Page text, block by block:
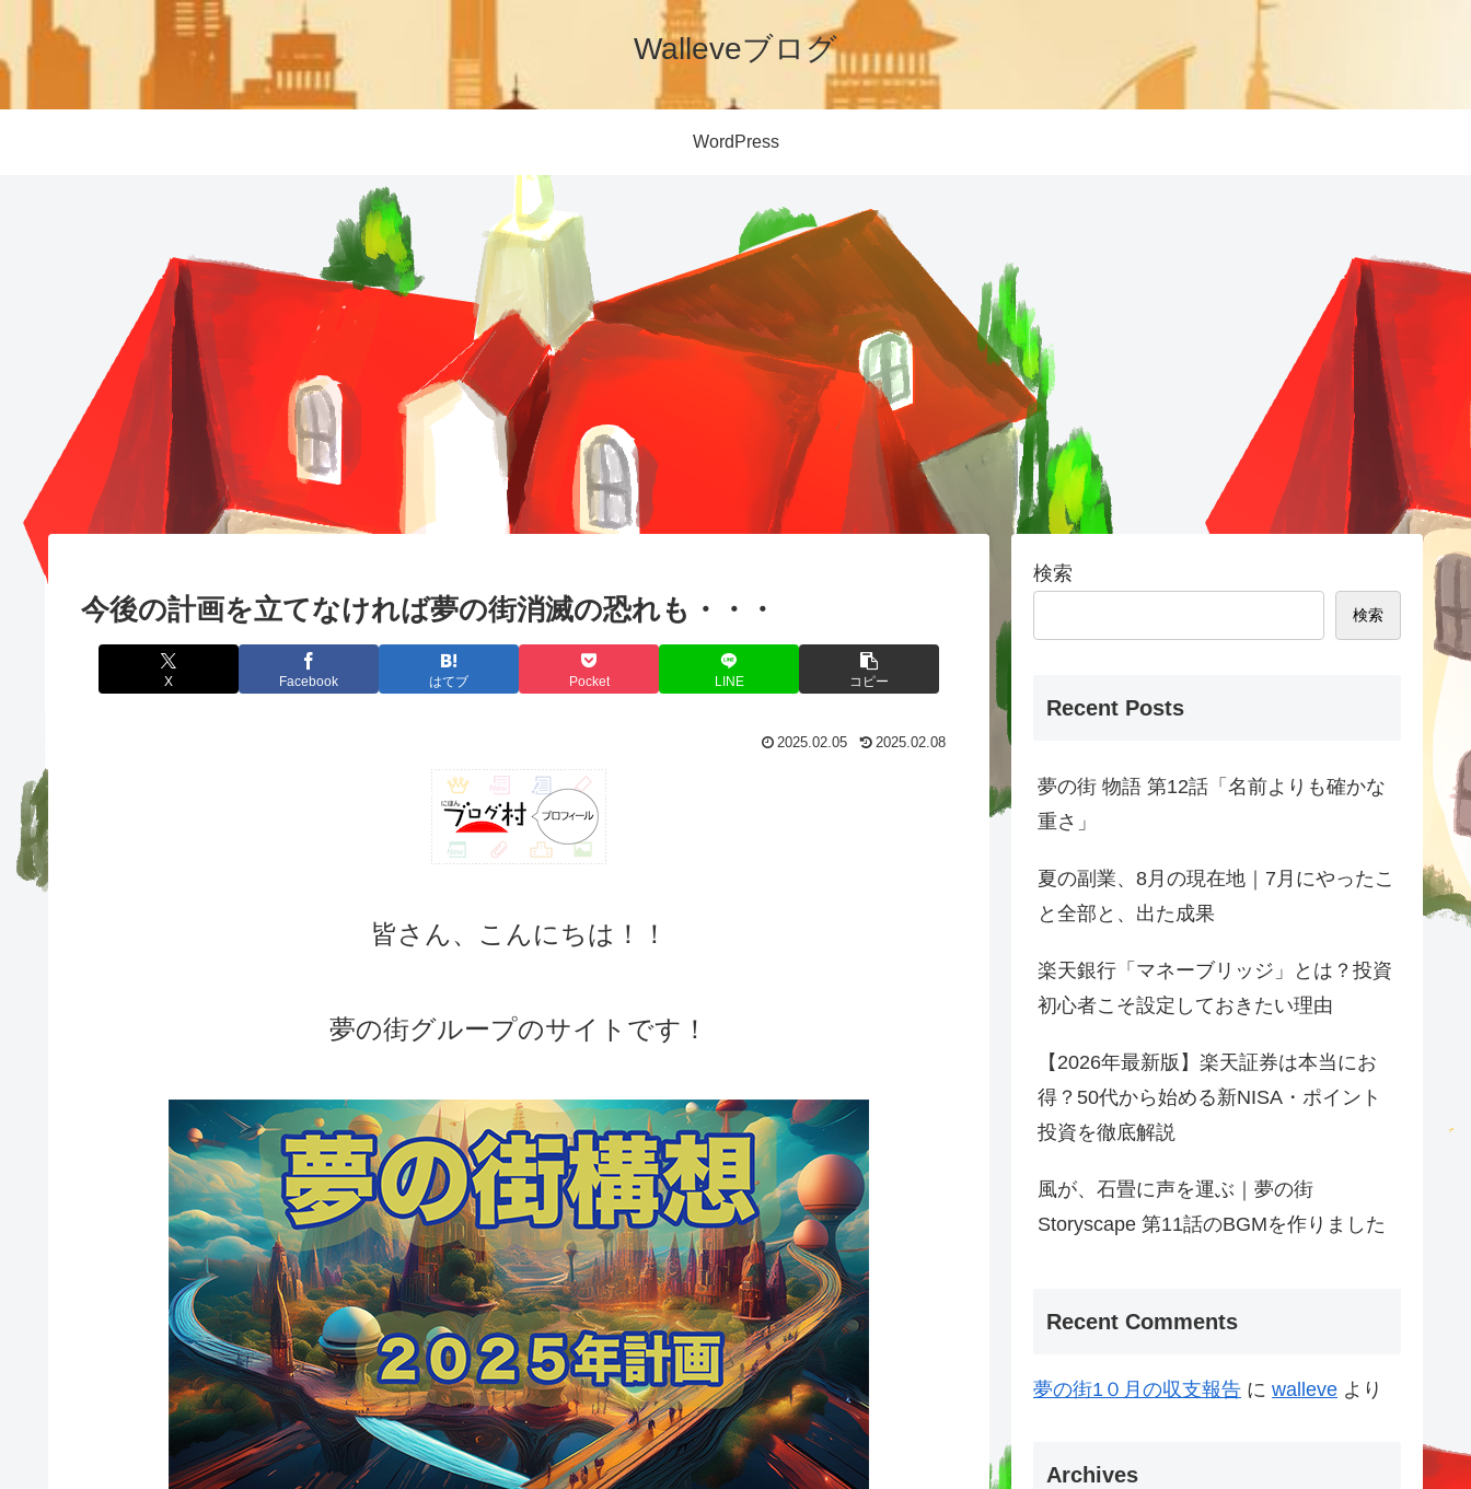
Walleveブログ
WordPress
今後の計画を立てなければ夢の街消滅の恐れも・・・
X Facebook はてブ Pocket LINE コピー
2025.02.05 2025.02.08
皆さん、こんにちは！！
夢の街グループのサイトです！
検索
検索
Recent Posts
夢の街 物語 第12話「名前よりも確かな
重さ」
夏の副業、8月の現在地｜7月にやったこ
と全部と、出た成果
楽天銀行「マネーブリッジ」とは？投資
初心者こそ設定しておきたい理由
【2026年最新版】楽天証券は本当にお
得？50代から始める新NISA・ポイント
投資を徹底解説
風が、石畳に声を運ぶ｜夢の街
Storyscape 第11話のBGMを作りました
Recent Comments
夢の街1０月の収支報告 に walleve より
Archives